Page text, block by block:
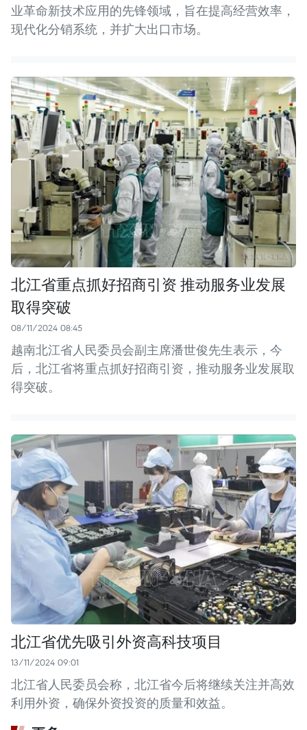
业革命新技术应用的先锋领域，旨在提高经营效率，
现代化分销系统，并扩大出口市场。
北江省重点抓好招商引资 推动服务业发展
取得突破
08/11/2024 08:45
越南北江省人民委员会副主席潘世俊先生表示，今
后，北江省将重点抓好招商引资，推动服务业发展取
得突破。
北江省优先吸引外资高科技项目
13/11/2024 09:01
北江省人民委员会称，北江省今后将继续关注并高效
利用外资，确保外资投资的质量和效益。 ​